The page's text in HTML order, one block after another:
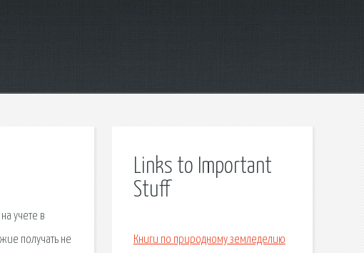
учете в
получать не
Links to Important
Stuff
Книги по природному земледелию